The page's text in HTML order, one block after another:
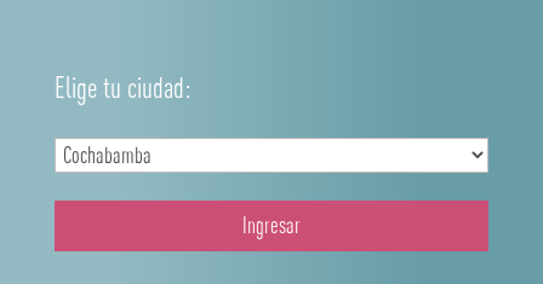
Elige tu ciudad:
Ingresar